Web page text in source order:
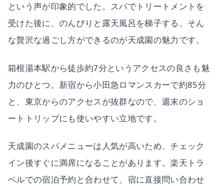
という声が印象的でした。スパでトリートメントを
受けた後に、のんびりと露天風呂を梯子する。そん
な贅沢な過ごし方ができるのが天成園の魅力です。
箱根湯本駅から徒歩約7分というアクセスの良さも魅
力のひとつ。新宿から小田急ロマンスカーで約85分
と、東京からのアクセスが抜群なので、週末のショ
ートトリップにも使いやすい立地です。
天成園のスパメニューは人気が高いため、チェック
イン後すぐに満席になることがあります。楽天トラ
ベルでの宿泊予約と合わせて、宿に直接問い合わせ